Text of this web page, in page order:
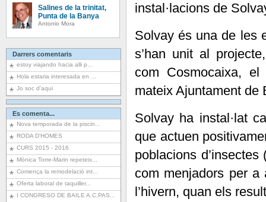
Salines de la trinitat,
Punta de la Banya
Antonio Mora
Darrers comentaris
estoy viajando hacia alli p...
Hola estaria interesada en ...
Jo soc d'aqui
Es comenta...
Nova temporada de la piscin...
RODA D'HOMES
CURS 2015 - 2016
Mònica Torre-Marin repeteix...
Comença la remodelació int...
Oferta laboral de taquiller...
I CONGRESO DE BAILE A.C.PAS...
instal·lacions de
Solvay és una de les
s’han unit al
com Cosmocaixa,
mateix Ajuntament de
Solvay ha instal·lat
que actuen
poblacions
com menjadors per
l’hivern, quan els